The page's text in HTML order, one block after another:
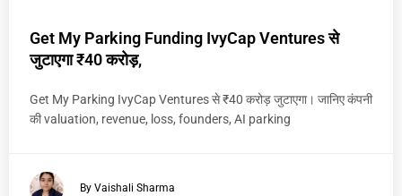
Get My Parking Funding IvyCap Ventures से
जुटाएगा ₹40 करोड़,
Get My Parking IvyCap Ventures से ₹40 करोड़ जुटाएगा। जानिए कंपनी
की valuation, revenue, loss, founders, AI parking
By Vaishali Sharma